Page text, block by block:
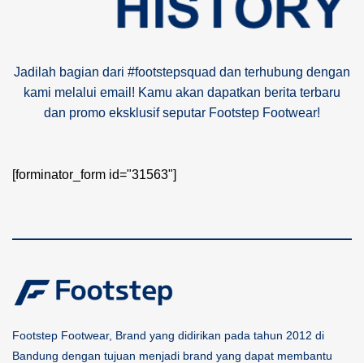
Jadilah bagian dari #footstepsquad dan terhubung dengan
kami melalui email! Kamu akan dapatkan berita terbaru
dan promo eksklusif seputar Footstep Footwear!
[forminator_form id="31563"]
Footstep Footwear, Brand yang didirikan pada tahun 2012 di
Bandung dengan tujuan menjadi brand yang dapat membantu